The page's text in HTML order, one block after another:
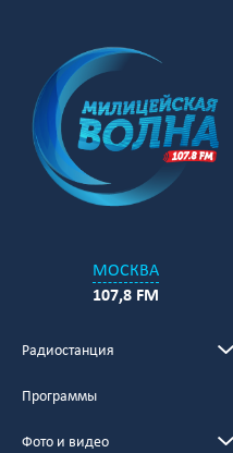
МОСКВА
107,8 FM
Радиостанция
Программы
Фото и видео